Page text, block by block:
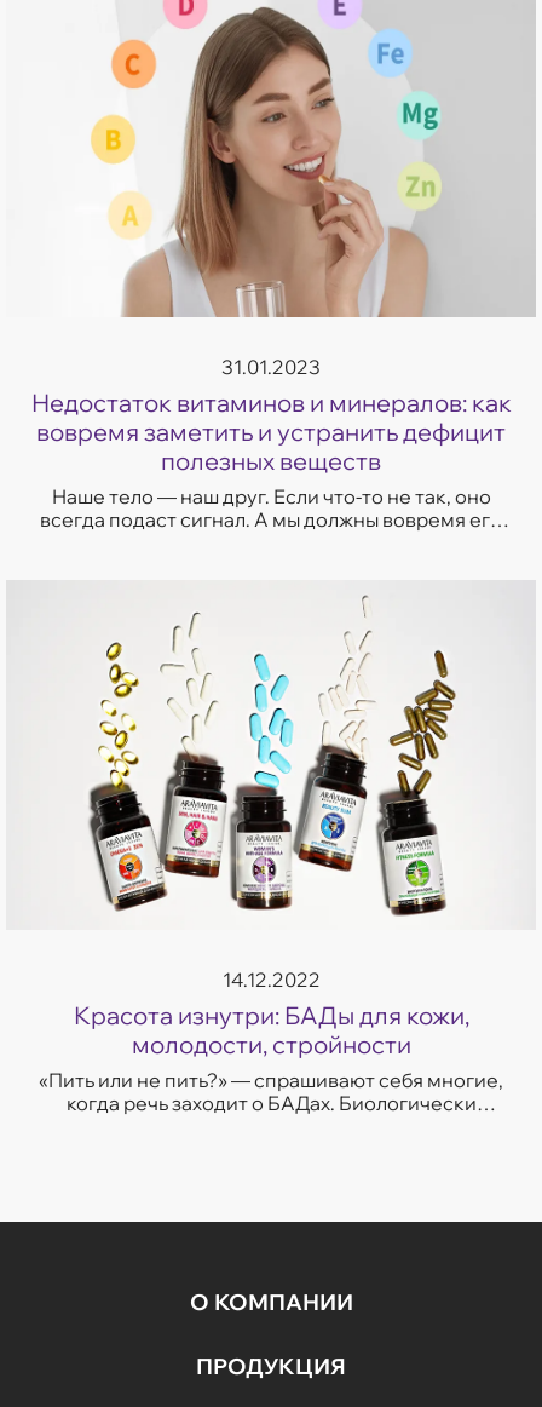
31.01.2023
Недостаток витаминов и минералов: как
вовремя заметить и устранить дефицит
полезных веществ
Наше тело — наш друг. Если что-то не так, оно
всегда подаст сигнал. А мы должны вовремя его
14.12.2022
Красота изнутри: БАДы для кожи,
молодости, стройности
«Пить или не пить?» — спрашивают себя многие,
когда речь заходит о БАДах. Биологически
О КОМПАНИИ
ПРОДУКЦИЯ